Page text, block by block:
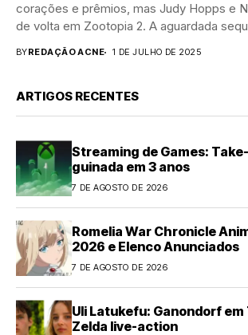
corações e prêmios, mas Judy Hopps e
de volta em Zootopia 2. A aguardada
BYREDAÇÃO ACNE 1 DE JULHO DE 2025
ARTIGOS RECENTES
Streaming de Games:
guinada em 3 anos
7 DE AGOSTO DE 2026
Romelia War Chronicle
2026 e Elenco Anunciados
7 DE AGOSTO DE 2026
Uli Latukefu: Ganondorf
Zelda live-action